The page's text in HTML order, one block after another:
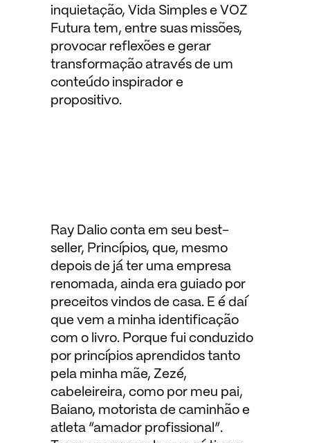
inquietação, Vida Simples e VOZ
Futura tem, entre suas missões,
provocar reflexões e gerar
transformação através de um
conteúdo inspirador e
propositivo.
Ray Dalio conta em seu best-
seller, Princípios, que, mesmo
depois de já ter uma empresa
renomada, ainda era guiado por
preceitos vindos de casa. E é daí
que vem a minha identificação
com o livro. Porque fui conduzido
por princípios aprendidos tanto
pela minha mãe, Zezé,
cabeleireira, como por meu pai,
Baiano, motorista de caminhão e
atleta “amador profissional”.